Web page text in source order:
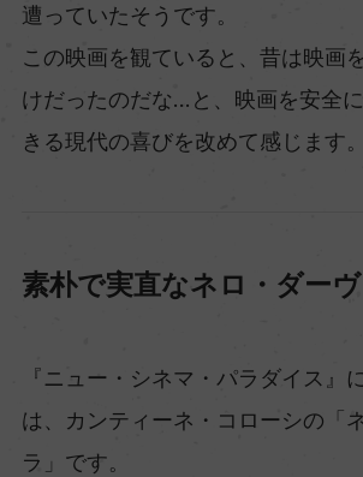
遭っていたそうです。
この映画を観ていると、昔は映画
けだったのだな…と、映画を安全
きる現代の喜びを改めて感じます。
素朴で実直なネロ・ダー
『ニュー・シネマ・パラダイス』
は、カンティーネ・コローシの「
ラ」です。